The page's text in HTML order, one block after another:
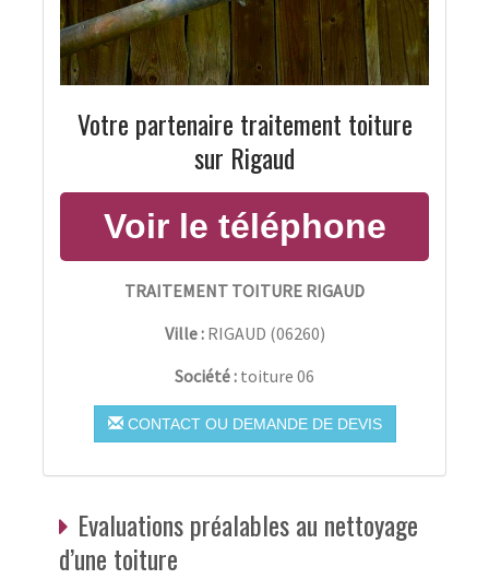
Votre partenaire traitement toiture
sur Rigaud
TRAITEMENT TOITURE RIGAUD
Ville : RIGAUD (06260)
Société : toiture 06
CONTACT OU DEMANDE DE DEVIS
Evaluations préalables au nettoyage
d’une toiture